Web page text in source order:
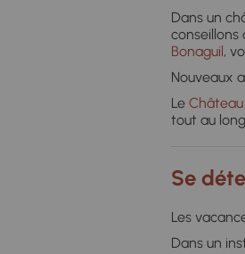
Dans un
conseillons
Bonaguil,
Nouveaux
Le
tout au
Se
Les
Dans un